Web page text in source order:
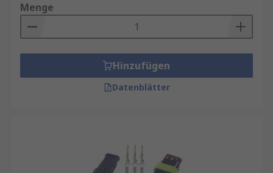
Menge
Hinzufügen
Datenblätter